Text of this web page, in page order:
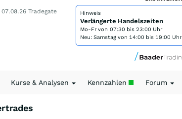
07.08.26 Tradegate Hinweis
Verlängerte Handelszeiten
Mo-Fr von 07:30 bis 23:00 Uhr
Neu: Samstag von 14:00 bis 19:00 Uhr
Kurse & Analysen Kennzahlen Forum